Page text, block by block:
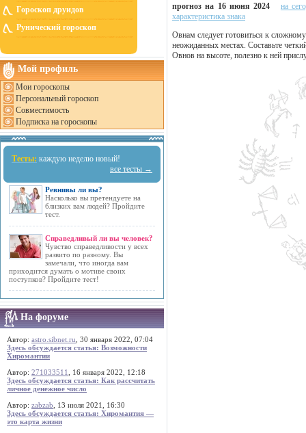
Гороскоп друидов
Рунический гороскоп
Мой профиль
Мои гороскопы
Персональный гороскоп
Совместимость
Подписка на гороскопы
Тесты: каждую неделю новый!
все тесты →
Ревнивы ли вы?
Насколько вы претендуете на
близких вам людей? Пройдите
тест.
Справедливый ли вы человек?
Чувство справедливости у всех
развито по разному. Вы
замечали, что иногда вам
приходится думать о мотиве своих
поступков? Пройдите тест!
На форуме
Автор: astro.sibnet.ru , 30 января 2022, 07:04
Здесь обсуждается статья: Возможности
Хиромантии
Автор: 271033511
, 16 января 2022, 12:18
Здесь обсуждается статья: Как рассчитать
личное денежное число
Автор: zabzab , 13 июля 2021, 16:30
Здесь обсуждается статья: Хиромантия —
это карта жизни
прогноз на 16 июня 2024
на
характеристика знака
Овнам следует готовиться к
неожиданных местах. Составьте
Овнов на высоте, полезно к ней